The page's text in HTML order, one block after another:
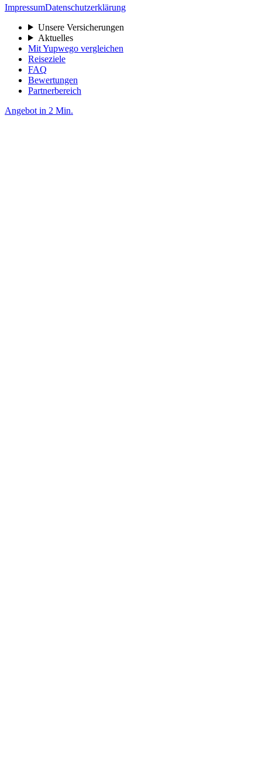
ImpressumDatenschutzerklärung
Unsere Versicherungen
Aktuelles
Mit Yupwego vergleichen
Reiseziele
FAQ
Bewertungen
Partnerbereich
Angebot in 2 Min.